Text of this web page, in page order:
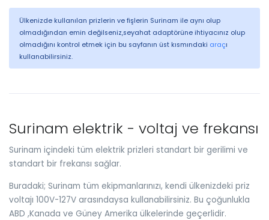
Ülkenizde kullanılan prizlerin ve fişlerin Surinam ile aynı olup
olmadığından emin değilseniz,seyahat adaptörüne ihtiyacınız olup
olmadığını kontrol etmek için bu sayfanın üst kısmındaki araçı
kullanabilirsiniz.
Surinam elektrik - voltaj ve frekansı
Surinam içindeki tüm elektrik prizleri standart bir gerilimi ve
standart bir frekansı sağlar.
Buradaki; Surinam tüm ekipmanlarınızı, kendi ülkenizdeki priz
voltajı 100V-127V arasındaysa kullanabilirsiniz. Bu çoğunlukla
ABD ,Kanada ve Güney Amerika ülkelerinde geçerlidir.